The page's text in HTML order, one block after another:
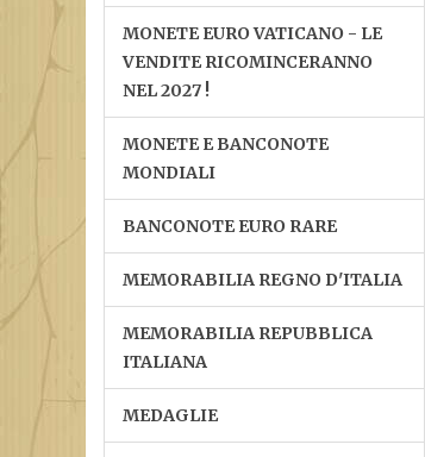
MONETE EURO VATICANO - LE
VENDITE RICOMINCERANNO
NEL 2027 !
MONETE E BANCONOTE
MONDIALI
BANCONOTE EURO RARE
MEMORABILIA REGNO D'ITALIA
MEMORABILIA REPUBBLICA
ITALIANA
MEDAGLIE